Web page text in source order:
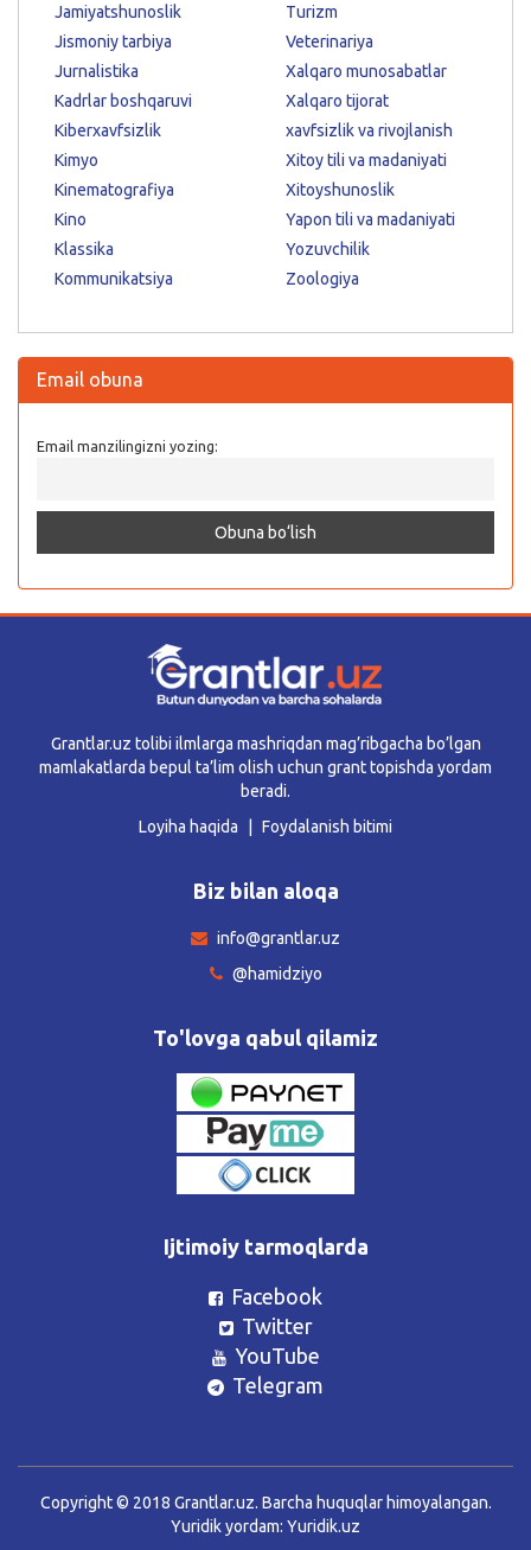
Jamiyatshunoslik
Jismoniy tarbiya
Jurnalistika
Kadrlar boshqaruvi
Kiberxavfsizlik
Kimyo
Kinematografiya
Kino
Klassika
Kommunikatsiya
Turizm
Veterinariya
Xalqaro munosabatlar
Xalqaro tijorat
xavfsizlik va rivojlanish
Xitoy tili va madaniyati
Xitoyshunoslik
Yapon tili va madaniyati
Yozuvchilik
Zoologiya
Email obuna
Email manzilingizni yozing:
Grantlar.uz tolibi ilmlarga mashriqdan mag’ribgacha bo’lgan
mamlakatlarda bepul ta’lim olish uchun grant topishda yordam
beradi.
Loyiha haqida
Foydalanish bitimi
Biz bilan aloqa
info@grantlar.uz
@hamidziyo
To'lovga qabul qilamiz
Ijtimoiy tarmoqlarda
Facebook
Twitter
YouTube
Telegram
Copyright © 2018 Grantlar.uz. Barcha huquqlar himoyalangan.
Yuridik yordam: Yuridik.uz